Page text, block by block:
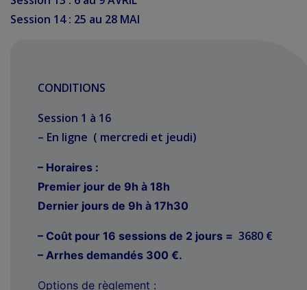
Session 14 : 25 au 28 MAI
CONDITIONS
Session 1 à 16
– En ligne ( mercredi et jeudi)
– Horaires :
Premier jour de 9h à 18h
Dernier jours de 9h à 17h30
– Coût pour 16 sessions de 2 jours = 3680 €
– Arrhes demandés 300 €.
Options de règlement :